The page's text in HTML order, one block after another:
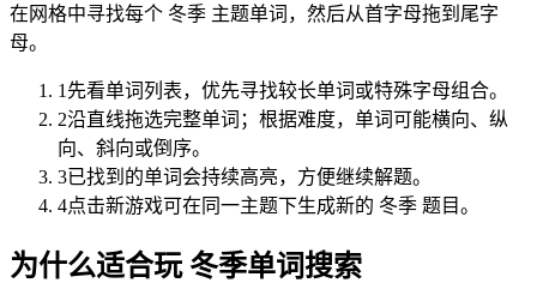
在网格中寻找每个 冬季 主题单词，然后从首字母拖到尾字
母。
1 先看单词列表，优先寻找较长单词或特殊字母组合。
2沿直线拖选完整单词；根据难度，单词可能横向、纵
向、斜向或倒序。
3已找到的单词会持续高亮，方便继续解题。
4点击新游戏可在同一主题下生成新的 冬季 题目。
为什么适合玩 冬季单词搜索